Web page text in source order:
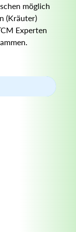
möglich
(Kräuter)
Experten